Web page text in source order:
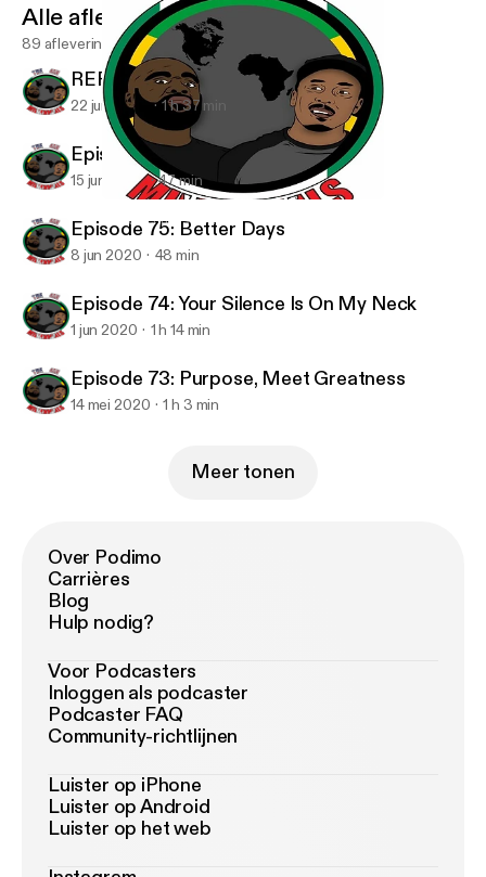
4in Millennials Podcast
Alle afleveringen
89 afleveringen
REPOST - Padre Fantastico
22 jun 2020 1 h 37 min
Episode 76: We Ain't Wakanda
15 jun 2020 47 min
Episode 75: Better Days
8 jun 2020 48 min
Episode 74: Your Silence Is On My Neck
1 jun 2020 1 h 14 min
Episode 73: Purpose, Meet Greatness
14 mei 2020 1 h 3 min
Meer tonen
Over Podimo
Carrières
Blog
Hulp nodig?
Voor Podcasters
Inloggen als podcaster
Podcaster FAQ
Community-richtlijnen
Luister op iPhone
Luister op Android
Luister op het web